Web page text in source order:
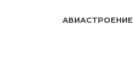
АВИАСТРОЕНИЕ